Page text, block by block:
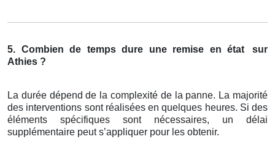
5. Combien de temps dure une remise en état
sur
Athies ?
La durée dépend de la complexité de la panne. La majorité
des interventions sont réalisées en quelques heures. Si des
éléments spécifiques sont nécessaires, un délai
supplémentaire peut s’appliquer pour les obtenir.